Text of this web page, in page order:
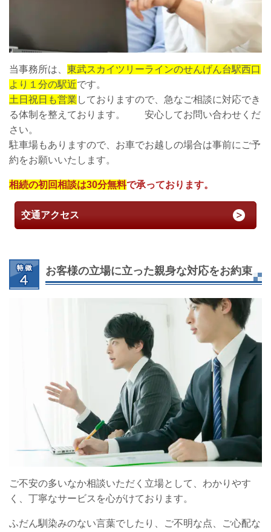
当事務所は、 東武スカイツリーラインのせんげん台駅西口
より１分の駅近です。
土日祝日も営業 しておりますので、急なご相談に対応でき
る体制を整えております。 安心してお問い合わせくだ
さい。
駐車場もありますので、お車でお越しの場合は事前にご予
約をお願いいたします。
相続の初回相談は30分無料で承っております。
交通アクセス
お客様の立場に立った親身な対応をお約束
ご不安の多いなか相談いただく立場として、わかりやす
く、丁寧なサービスを心がけております。
ふだん馴染みのない言葉でしたり、ご不明な点、ご心配な